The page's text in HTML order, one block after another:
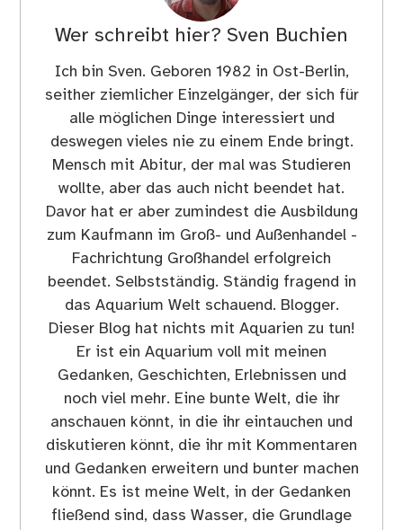
Wer schreibt hier? Sven Buchien
Ich bin Sven. Geboren 1982 in Ost-Berlin,
seither ziemlicher Einzelgänger, der sich für
alle möglichen Dinge interessiert und
deswegen vieles nie zu einem Ende bringt.
Mensch mit Abitur, der mal was Studieren
wollte, aber das auch nicht beendet hat.
Davor hat er aber zumindest die Ausbildung
zum Kaufmann im Groß- und Außenhandel -
Fachrichtung Großhandel erfolgreich
beendet. Selbstständig. Ständig fragend in
das Aquarium Welt schauend. Blogger.
Dieser Blog hat nichts mit Aquarien zu tun!
Er ist ein Aquarium voll mit meinen
Gedanken, Geschichten, Erlebnissen und
noch viel mehr. Eine bunte Welt, die ihr
anschauen könnt, in die ihr eintauchen und
diskutieren könnt, die ihr mit Kommentaren
und Gedanken erweitern und bunter machen
könnt. Es ist meine Welt, in der Gedanken
fließend sind, dass Wasser, die Grundlage